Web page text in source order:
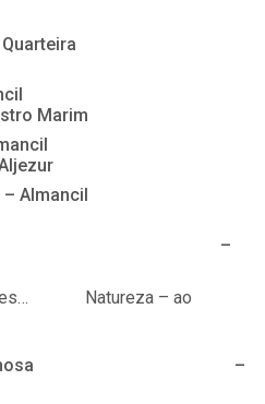
Preto – Quarteira
– Almancil
Marim
Lobo – Almancil
Lago – Almancil
Natureza – ao
Ria Formosa –